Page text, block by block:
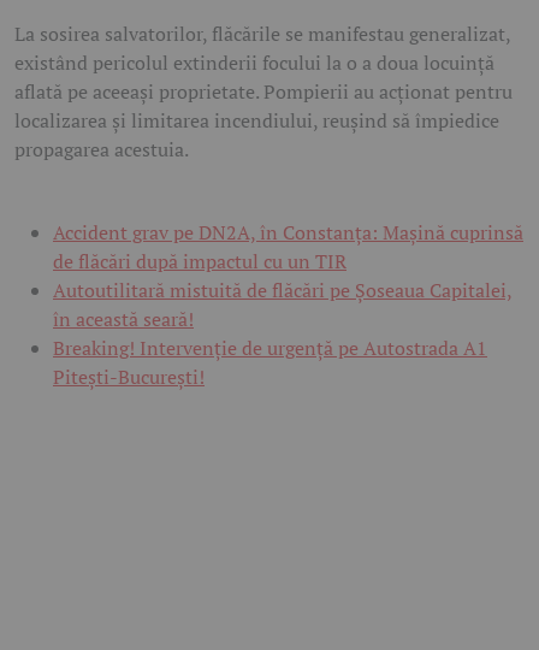
La sosirea salvatorilor, flăcările se manifestau generalizat,
existând pericolul extinderii focului la o a doua locuință
aflată pe aceeași proprietate. Pompierii au acționat pentru
localizarea și limitarea incendiului, reușind să împiedice
propagarea acestuia.
Accident grav pe DN2A, în Constanța: Mașină cuprinsă
de flăcări după impactul cu un TIR
Autoutilitară mistuită de flăcări pe Șoseaua Capitalei,
în această seară!
Breaking! Intervenție de urgență pe Autostrada A1
Pitești-București!